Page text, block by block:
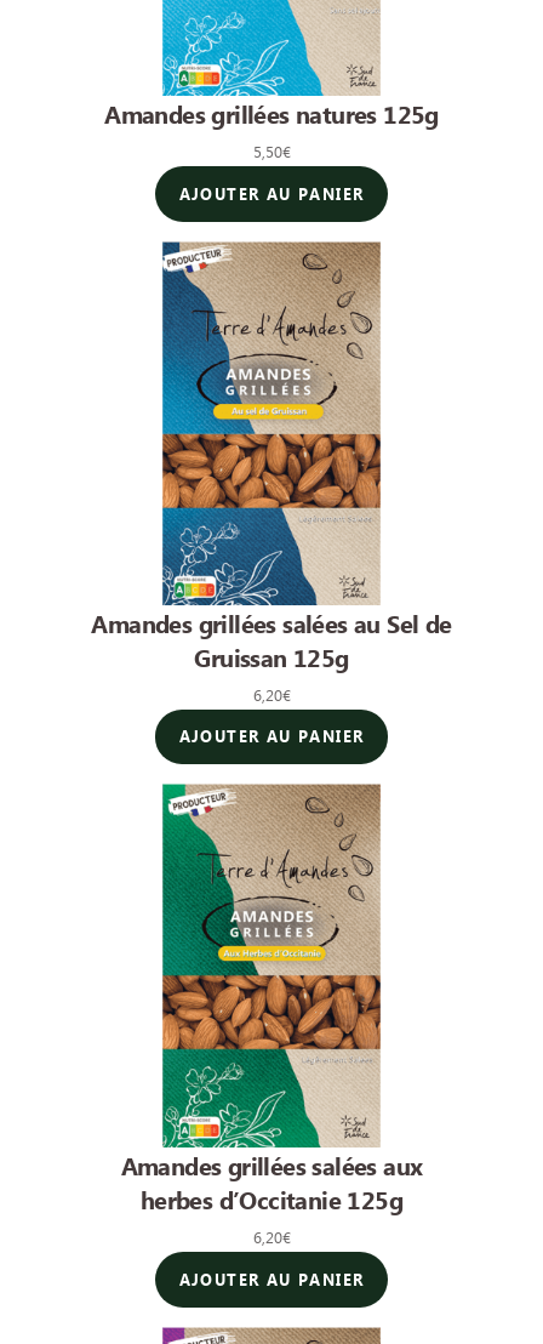
Amandes grillées natures 125g
5,50€
AJOUTER AU PANIER
Amandes grillées salées au Sel de
Gruissan 125g
6,20€
AJOUTER AU PANIER
Amandes grillées salées aux
herbes d’Occitanie 125g
6,20€
AJOUTER AU PANIER